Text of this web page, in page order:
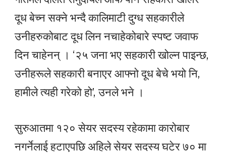
दूध बेच्न सक्ने भन्दै कालिमाटी दुग्ध सहकारीले
उनीहरुकोबाट दूध लिन नचाहेकोबारे स्पष्ट जवाफ
दिन चाहेनन् । ‘२५ जना भए सहकारी खोल्न पाइन्छ,
उनीहरूले सहकारी बनाएर आफ्नो दूध बेचे भयो नि,
हामीले त्यही गरेको हो’, उनले भने ।
सुरुआतमा १२० सेयर सदस्य रहेकामा कारोबार
नगर्नेलाई हटाएपछि अहिले सेयर सदस्य घटेर ७० मा